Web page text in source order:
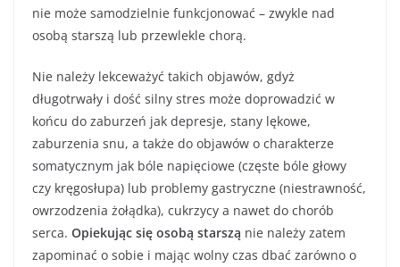
nie może samodzielnie funkcjonować – zwykle nad
osobą starszą lub przewlekle chorą.
Nie należy lekceważyć takich objawów, gdyż
długotrwały i dość silny stres może doprowadzić w
końcu do zaburzeń jak depresje, stany lękowe,
zaburzenia snu, a także do objawów o charakterze
somatycznym jak bóle napięciowe (częste bóle głowy
czy kręgosłupa) lub problemy gastryczne (niestrawność,
owrzodzenia żołądka), cukrzycy a nawet do chorób
serca. Opiekując się osobą starszą nie należy zatem
zapominać o sobie i mając wolny czas dbać zarówno o